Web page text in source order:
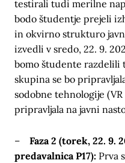
testirali tudi merilne
bodo študentje prejeli
in okvirno strukturo
izvedli v sredo, 22. 9.
bomo študente razdelili
skupina se bo
sodobne tehnologije
pripravljala na javni
–
Faza 2 (torek, 22. 9.
predavalnica P17): Prva